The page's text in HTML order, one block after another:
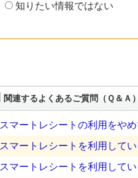
知りたい情報ではない
関連するよくあるご質問（Ｑ＆Ａ）
スマートレシートの利用をや
スマートレシートを利用して
スマートレシートを利用して